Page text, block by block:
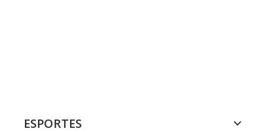
ESPORTES